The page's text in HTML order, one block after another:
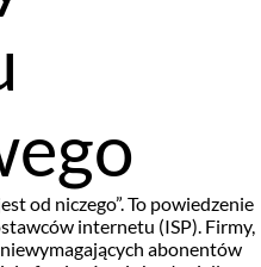
od niczego”. To powiedzenie
internetu (ISP). Firmy,
abonentów